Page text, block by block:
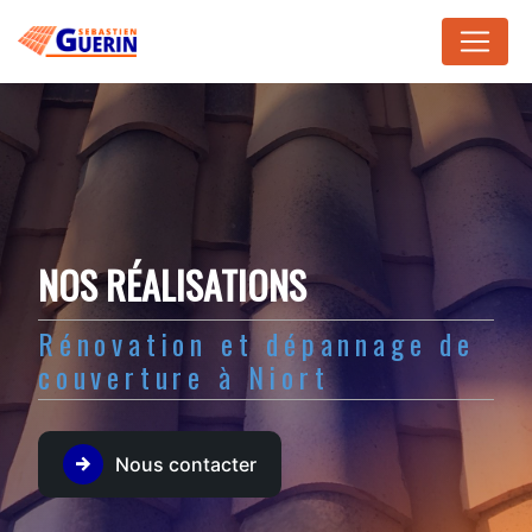
NOS RÉALISATIONS
Rénovation et dépannage de
couverture à Niort
Nous contacter